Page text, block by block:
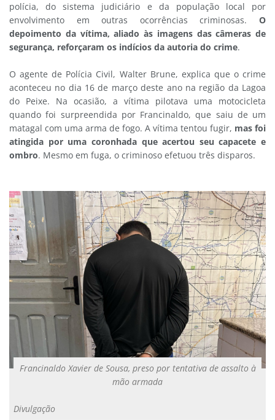
polícia, do sistema judiciário e da população local por
envolvimento em outras ocorrências criminosas. O
depoimento da vítima, aliado às imagens das câmeras de
segurança, reforçaram os indícios da autoria do crime.
O agente de Polícia Civil, Walter Brune, explica que o crime
aconteceu no dia 16 de março deste ano na região da Lagoa
do Peixe. Na ocasião, a vítima pilotava uma motocicleta
quando foi surpreendida por Francinaldo, que saiu de um
matagal com uma arma de fogo. A vítima tentou fugir, mas foi
atingida por uma coronhada que acertou seu capacete e
ombro. Mesmo em fuga, o criminoso efetuou três disparos.
Francinaldo Xavier de Sousa, preso por tentativa de assalto à
mão armada
Divulgação